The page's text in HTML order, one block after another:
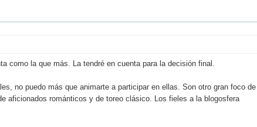
como la que más. La tendré en cuenta para la decisión final.
no puedo más que animarte a participar en ellas. Son otro gran foco de
aficionados románticos y de toreo clásico. Los fieles a la blogosfera